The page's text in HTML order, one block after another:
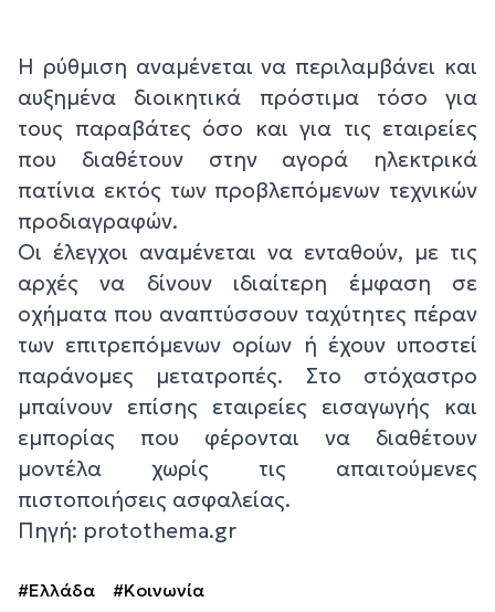
Η ρύθμιση αναμένεται να περιλαμβάνει και
αυξημένα διοικητικά πρόστιμα τόσο για
τους παραβάτες όσο και για τις εταιρείες
που διαθέτουν στην αγορά ηλεκτρικά
πατίνια εκτός των προβλεπόμενων τεχνικών
προδιαγραφών.
Οι έλεγχοι αναμένεται να ενταθούν, με τις
αρχές να δίνουν ιδιαίτερη έμφαση σε
οχήματα που αναπτύσσουν ταχύτητες πέραν
των επιτρεπόμενων ορίων ή έχουν υποστεί
παράνομες μετατροπές. Στο στόχαστρο
μπαίνουν επίσης εταιρείες εισαγωγής και
εμπορίας που φέρονται να διαθέτουν
μοντέλα χωρίς τις απαιτούμενες
πιστοποιήσεις ασφαλείας.
Πηγή: protothema.gr
#Ελλάδα #Κοινωνία